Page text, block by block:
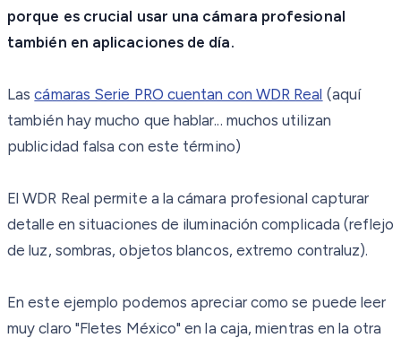
porque es crucial usar una cámara profesional
también en aplicaciones de día.
Lascámaras Serie PRO cuentan con WDR Real (aquí
también hay mucho que hablar... muchos utilizan
publicidad falsa con este término)
El WDR Real permite a la cámara profesional capturar
detalle en situaciones de iluminación complicada (reflejo
de luz, sombras, objetos blancos, extremo contraluz).
En este ejemplo podemos apreciar como se puede leer
muy claro "Fletes México" en la caja, mientras en la otra